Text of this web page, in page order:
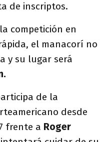
de inscriptos.
competición en
el manacorí no
y su lugar será
de la
desde
frente a Roger